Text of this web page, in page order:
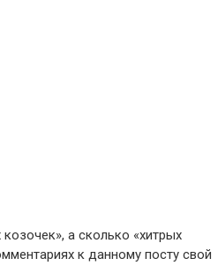
а сколько «хитрых
к данному посту свой